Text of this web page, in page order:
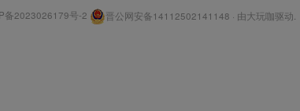
备2023026179号-2 晋公网安备14112502141148 · 由大玩咖驱动.